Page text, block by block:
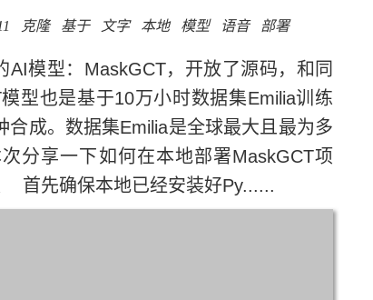
克隆 基于 文字 本地 模型 语音 部署
模型：MaskGCT，开放了源码，和同
型也是基于10万小时数据集Emilia训练
成。数据集Emilia是全球最大且最为多
享一下如何在本地部署MaskGCT项
先确保本地已经安装好Py......